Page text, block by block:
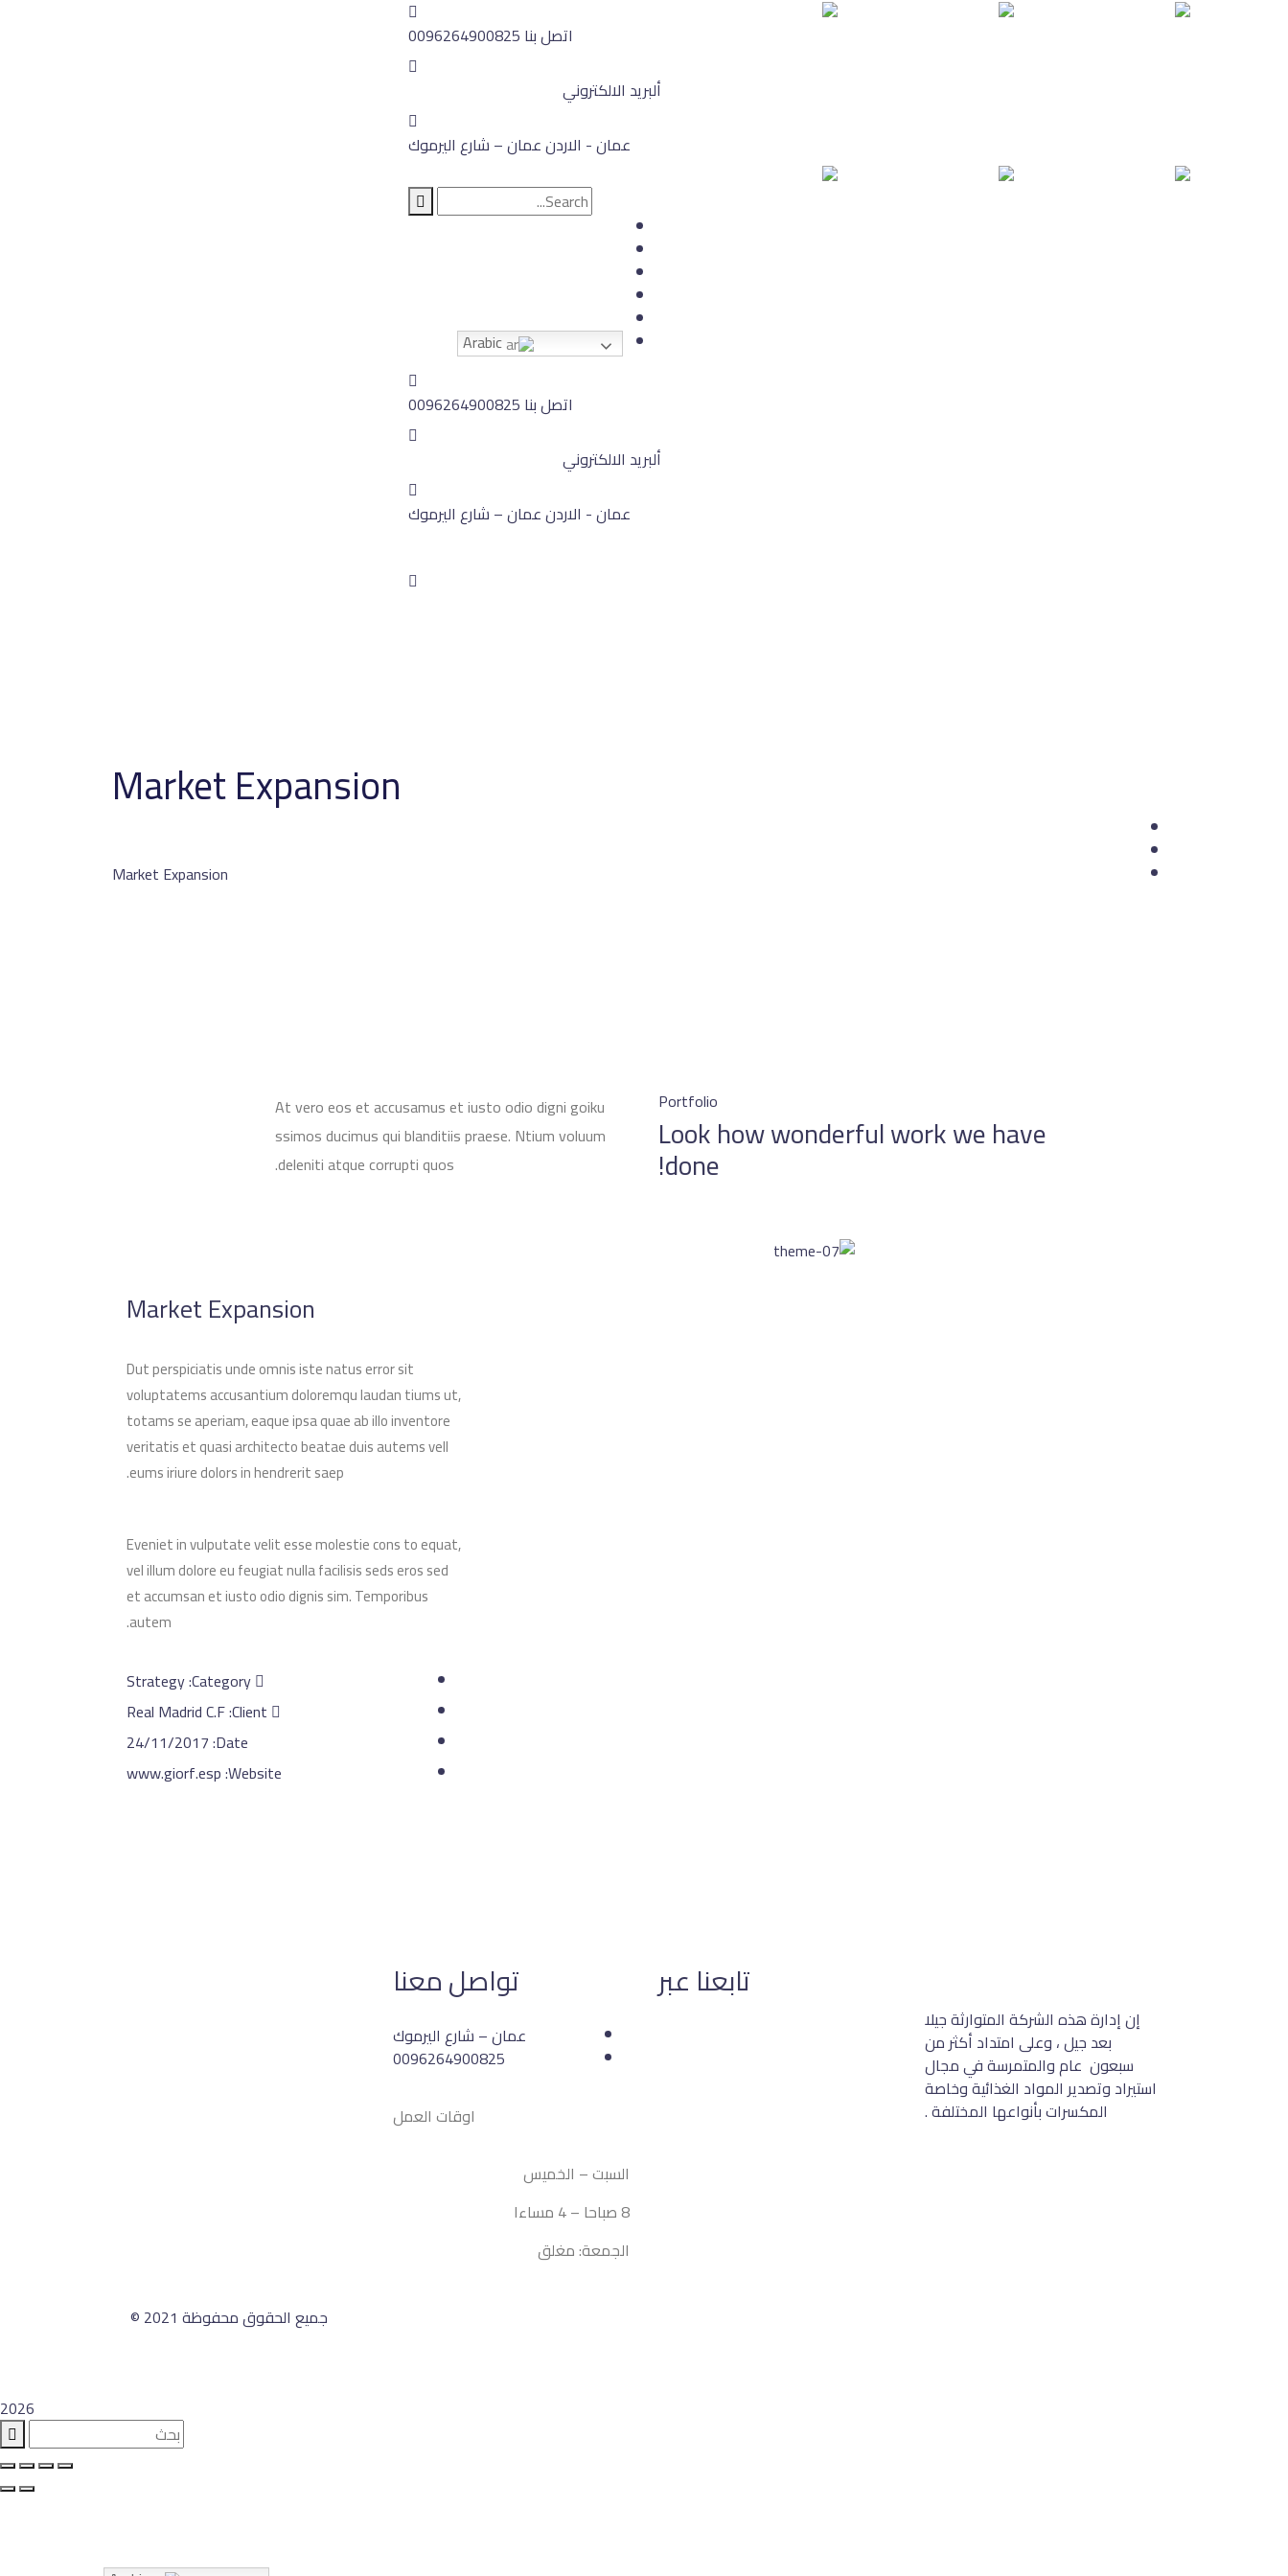
اتصل بنا 0096264900825
ألبريد الالكتروني
عمان - الاردنعمان – شارع اليرموك
اتصل بنا 0096264900825
ألبريد الالكتروني
عمان - الاردنعمان – شارع اليرموك
Market Expansion
Market Expansion
Portfolio
Look how wonderful work we have
done!
At vero eos et accusamus et iusto odio digni goiku
ssimos ducimus qui blanditiis praese. Ntium voluum
deleniti atque corrupti quos.
Market Expansion
Dut perspiciatis unde omnis iste natus error sit
voluptatems accusantium doloremqu laudan tiums ut,
totams se aperiam, eaque ipsa quae ab illo inventore
veritatis et quasi architecto beatae duis autems vell
eums iriure dolors in hendrerit saep.
Eveniet in vulputate velit esse molestie cons to equat,
vel illum dolore eu feugiat nulla facilisis seds eros sed
et accumsan et iusto odio dignis sim. Temporibus
autem.
Category:
Strategy
Client:
Real Madrid C.F
Date:
24/11/2017
Website:
www.giorf.esp
إن إدارة هذه الشركة المتوارثة جيلا
بعد جيل ، وعلى امتداد أكثر من
سبعون عام والمتمرسة في مجال
استيراد وتصدير المواد الغذائية وخاصة
المكسرات بأنواعها المختلفة .
تابعنا عبر تواصل معنا
عمان – شارع اليرموك
0096264900825
اوقات العمل
السبت – الخميس
8 صباحا – 4 مساءا
الجمعة: مغلق
جميع الحقوق محفوظة 2021 ©
2026